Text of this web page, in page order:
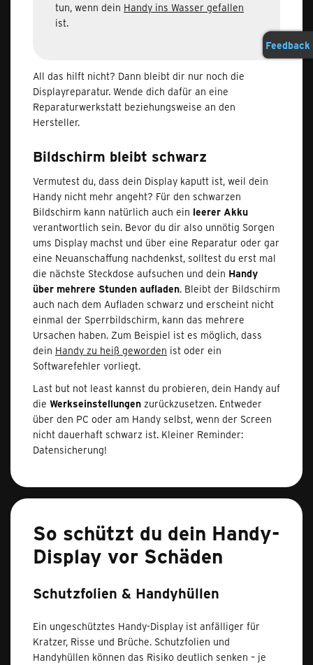
tun, wenn dein Handy ins Wasser gefallen
ist.
All das hilft nicht? Dann bleibt dir nur noch die
Displayreparatur. Wende dich dafür an eine
Reparaturwerkstatt beziehungsweise an den
Hersteller.
Bildschirm bleibt schwarz
Vermutest du, dass dein Display kaputt ist, weil dein
Handy nicht mehr angeht? Für den schwarzen
Bildschirm kann natürlich auch ein leerer Akku
verantwortlich sein. Bevor du dir also unnötig Sorgen
ums Display machst und über eine Reparatur oder gar
eine Neuanschaffung nachdenkst, solltest du erst mal
die nächste Steckdose aufsuchen und dein Handy
über mehrere Stunden aufladen. Bleibt der Bildschirm
auch nach dem Aufladen schwarz und erscheint nicht
einmal der Sperrbildschirm, kann das mehrere
Ursachen haben. Zum Beispiel ist es möglich, dass
dein Handy zu heiß geworden ist oder ein
Softwarefehler vorliegt.
Last but not least kannst du probieren, dein Handy auf
die Werkseinstellungen zurückzusetzen. Entweder
über den PC oder am Handy selbst, wenn der Screen
nicht dauerhaft schwarz ist. Kleiner Reminder:
Datensicherung!
So schützt du dein Handy-
Display vor Schäden
Schutzfolien & Handyhüllen
Ein ungeschütztes Handy-Display ist anfälliger für
Kratzer, Risse und Brüche. Schutzfolien und
Handyhüllen können das Risiko deutlich senken – je
Feedback